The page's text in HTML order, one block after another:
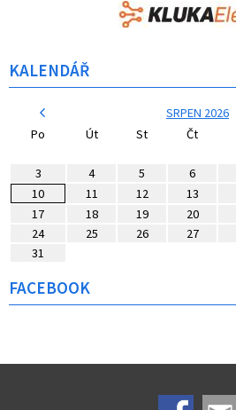
KALENDÁŘ
SRPEN 2026
Po
Út St Čt
3
4 5 6
10
11 12 13
17
18 19 20
24
25 26 27
31
FACEBOOK